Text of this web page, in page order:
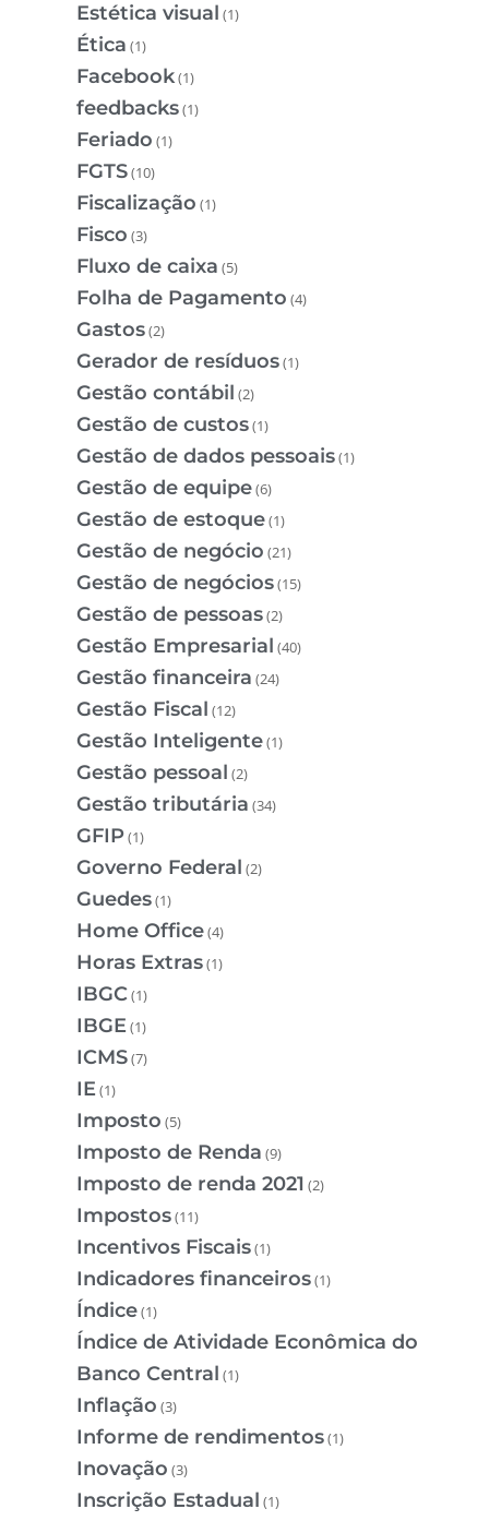
Estética visual (1)
Ética (1)
Facebook(1)
feedbacks(1)
Feriado (1)
FGTS(10)
Fiscalização (1)
Fisco (3)
Fluxo de caixa (5)
Folha de Pagamento (4)
Gastos(2)
Gerador de resíduos(1)
Gestão contábil (2)
Gestão de custos(1)
Gestão de dados pessoais(1)
Gestão de equipe(6)
Gestão de estoque(1)
Gestão de negócio (21)
Gestão de negócios(15)
Gestão de pessoas(2)
Gestão Empresarial (40)
Gestão financeira (24)
Gestão Fiscal (12)
Gestão Inteligente(1)
Gestão pessoal (2)
Gestão tributária (34)
GFIP(1)
Governo Federal (2)
Guedes(1)
Home Office(4)
Horas Extras(1)
IBGC(1)
IBGE(1)
ICMS(7)
IE(1)
Imposto (5)
Imposto de Renda (9)
Imposto de renda 2021 (2)
Impostos(11)
Incentivos Fiscais(1)
Indicadores financeiros(1)
Índice(1)
Índice de Atividade Econômica do
Banco Central (1)
Inflação (3)
Informe de rendimentos(1)
Inovação (3)
Inscrição Estadual (1)